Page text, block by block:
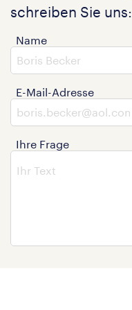
schreiben Sie uns:
Name
E-Mail-Adresse
Ihre Frage